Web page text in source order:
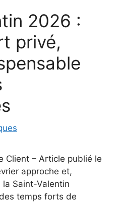
2026 :
privé,
Client – Article publié le
approche et,
la Saint-Valentin
des temps forts de